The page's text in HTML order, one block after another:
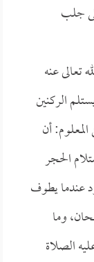
جلب
تعالى عنه
الركنين
أن
الحجر
عندما يطوف
وما
الصلاة